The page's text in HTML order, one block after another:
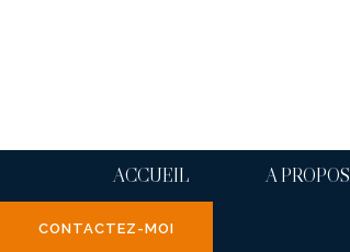
ACCUEIL A PROPOS
CONTACTEZ-MOI